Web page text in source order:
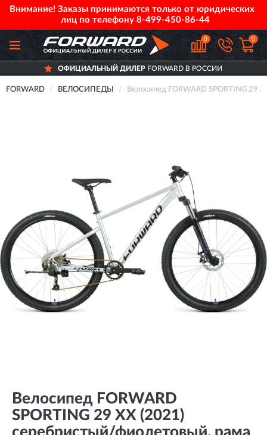
Внимание! Заказы принимаются только от юридических
лиц по телефону 8-499-450-86-44
0 0
ОФИЦИАЛЬНЫЙ ДИЛЕРFORWARD В РОССИИ
FORWARD ВЕЛОСИПЕДЫ Велосипед FORWARD SPORTING 29
Велосипед FORWARD
SPORTING 29 XX (2021)